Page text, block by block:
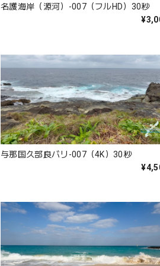
名護海岸（源河）-007（フルHD）30秒
与那国久部良バリ-007（4K）30秒